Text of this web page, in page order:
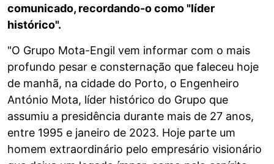
comunicado, recordando-o como "líder
histórico".
"O Grupo Mota-Engil vem informar com o mais
profundo pesar e consternação que faleceu hoje
de manhã, na cidade do Porto, o Engenheiro
António Mota, líder histórico do Grupo que
assumiu a presidência durante mais de 27 anos,
entre 1995 e janeiro de 2023. Hoje parte um
homem extraordinário pelo empresário visionário